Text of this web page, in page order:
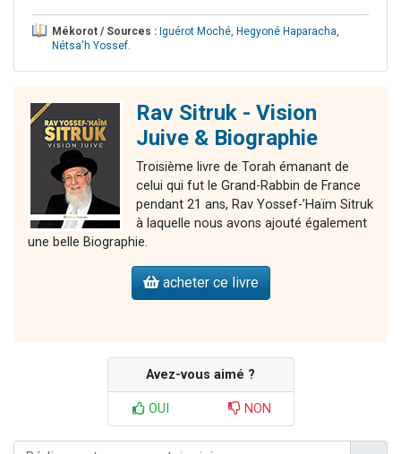
Mékorot / Sources : Iguérot Moché, Hegyoné Haparacha,
Nétsa'h Yossef.
Rav Sitruk - Vision
Juive & Biographie
Troisième livre de Torah émanant de
celui qui fut le Grand-Rabbin de France
pendant 21 ans, Rav Yossef-’Haïm Sitruk
à laquelle nous avons ajouté également
une belle Biographie.
acheter ce livre
Avez-vous aimé ?
OUI NON